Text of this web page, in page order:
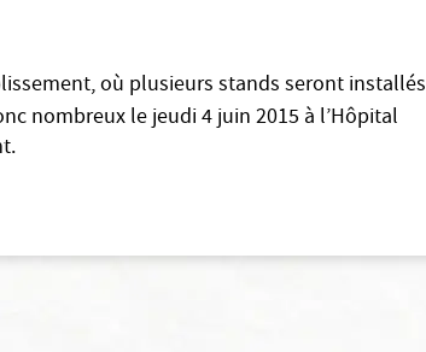
où plusieurs stands seront installés
nombreux le jeudi 4 juin 2015 à l’Hôpital